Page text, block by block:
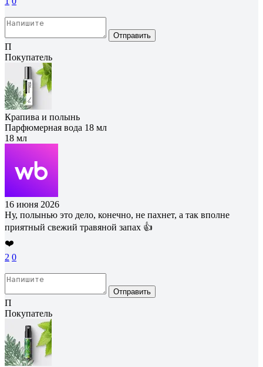
Отправить
П
Покупатель
Крапива и полынь
Парфюмерная вода 18 мл
18 мл
16 июня 2026
Ну, полынью это дело, конечно, не пахнет, а так вполне
приятный свежий травяной запах 👍
❤️
2 0
Отправить
П
Покупатель